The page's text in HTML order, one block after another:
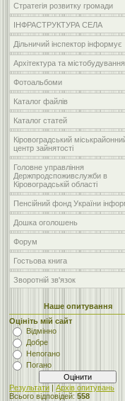
Стратегія розвитку громади
ІНФРАСТРУКТУРА СЕЛА
Дільничий інспектор інформує
Архітектура та містобудування
Фотоальбоми
Каталог файлів
Каталог статей
Кіровоградський
центр зайнятості
Головне управління
Держпродспоживслужби в
Кіровоградській області
Пенсійний фонд України
Дошка оголошень
Форум
Гостьова книга
Зворотній зв'язок
Наше опитування
Оцініть мій сайт
Відмінно
Добре
Непогано
Погано
Результати | Архів опитувань
Всього відповідей: 558